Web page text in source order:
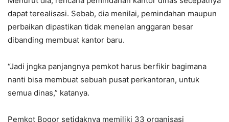
dapat terealisasi. Sebab, dia menilai, pemindahan maupun
perbaikan dipastikan tidak menelan anggaran besar
dibanding membuat kantor baru.
“Jadi jngka panjangnya pemkot harus berfikir bagimana
nanti bisa membuat sebuah pusat perkantoran, untuk
semua dinas,” katanya.
Pemkot Bogor setidaknya memiliki 33 organisasi